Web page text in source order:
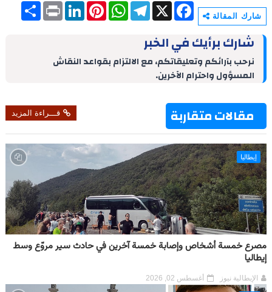
شارك المقالة
S
h
P
r
L
I
P
e
W
h
p
T
e
g
a
X
F
a
b
o
k
شارك برأيك في الخبر
نرحب بآرائكم وتعليقاتكم، مع الالتزام بقواعد النقاش
المسؤول واحترام الآخرين.
مقالات متقاربة قـــراءة المزيد
إيطاليا
مصرع خمسة أشخاص وإصابة خمسة آخرين في حادث سير مروّع وسط
إيطاليا
الإيطالية نيوز أغسطس 02, 2026